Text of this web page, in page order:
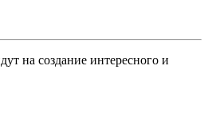
на создание интересного и